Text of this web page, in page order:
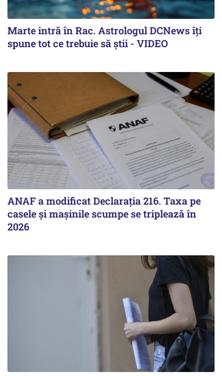
Marte intră în Rac. Astrologul DCNews îți
spune tot ce trebuie să știi - VIDEO
ANAF a modificat Declarația 216. Taxa pe
casele și mașinile scumpe se triplează în
2026